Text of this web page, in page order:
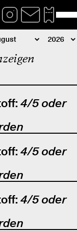
4/5 oder
4/5 oder
4/5 oder